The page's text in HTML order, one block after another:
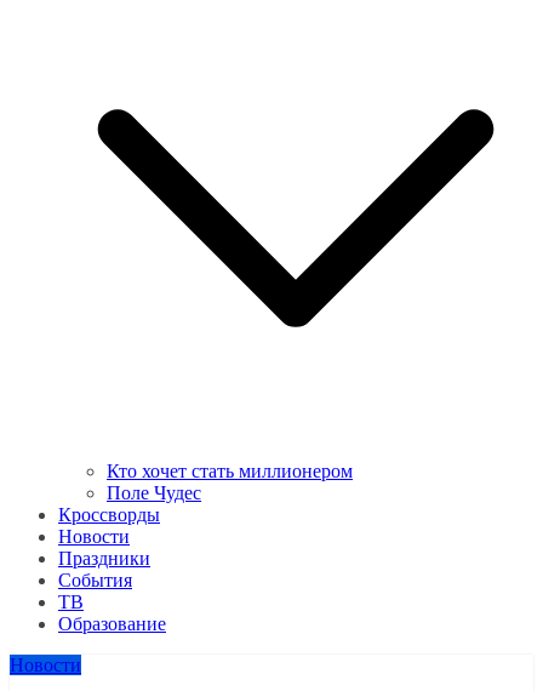
Кто хочет стать миллионером
Поле Чудес
Кроссворды
Новости
Праздники
События
ТВ
Образование
Новости